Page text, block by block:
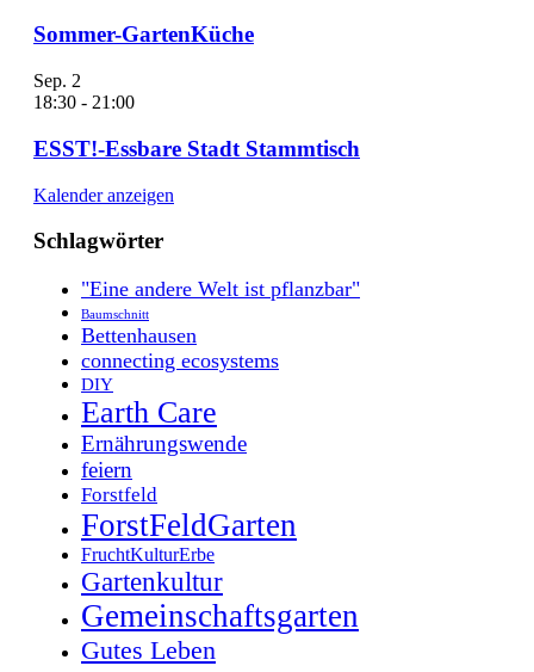
Sommer-GartenKüche
Sep. 2
18:30 - 21:00
ESST!-Essbare Stadt Stammtisch
Kalender anzeigen
Schlagwörter
"Eine andere Welt ist pflanzbar"
Baumschnitt
Bettenhausen
connecting ecosystems
DIY
Earth Care
Ernährungswende
feiern
Forstfeld
ForstFeldGarten
FruchtKulturErbe
Gartenkultur
Gemeinschaftsgarten
Gutes Leben